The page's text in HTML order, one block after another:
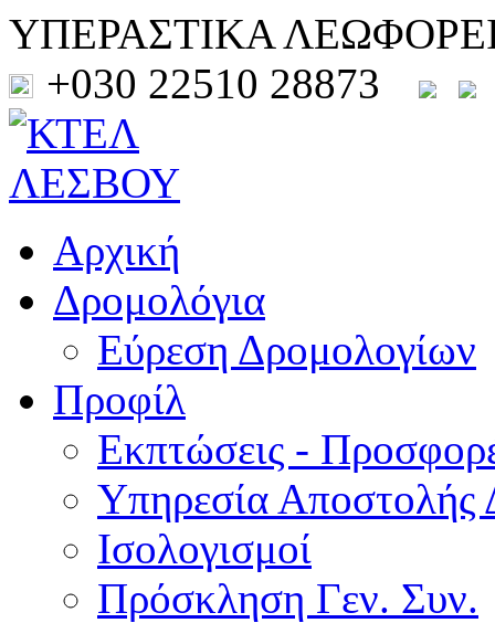
ΥΠΕΡΑΣΤΙΚΑ
+030 22510 28873
Αρχική
Δρομολόγια
Εύρεση Δρομολογίων
Προφίλ
Εκπτώσεις -
Υπηρεσία Αποστολής
Ισολογισμοί
Πρόσκληση Γεν. Συν.